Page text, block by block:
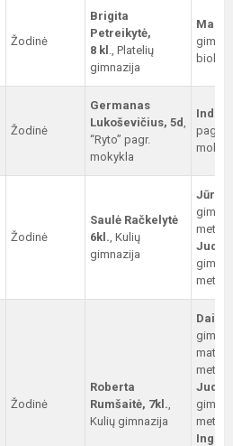
Žodinė
Brigita
Petreikytė,
8 kl ., Platelių
gimnazija
Žodinė
Germanas
Lukoševičius, 5d,
“Ryto” pagr.
mokykla
Indra
pagr.
Žodinė
Saulė Račkelytė
6kl., Kulių
gimnazija
gimn.
gimn.
Žodinė
Roberta
Rumšaitė, 7kl.,
Kulių gimnazija
Daiva
gimn.
gimn.
Inga